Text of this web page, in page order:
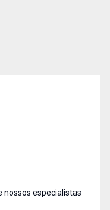
nossos especialistas